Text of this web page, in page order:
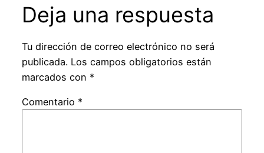
Deja una respuesta
Tu dirección de correo electrónico no será
publicada. Los campos obligatorios están
marcados con *
Comentario *